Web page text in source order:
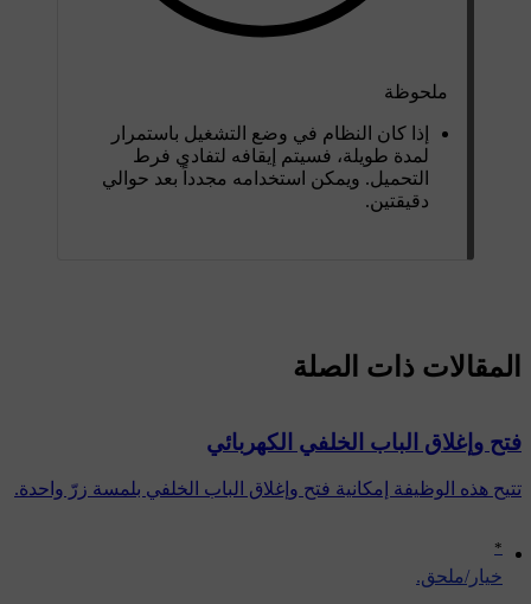
ملحوظة
إذا كان النظام في وضع التشغيل باستمرار
لمدة طويلة، فسيتم إيقافه لتفادي فرط
التحميل. ويمكن استخدامه مجدداً بعد حوالي
دقيقتين.
*
‏خيار/ملحق.
المقالات ذات الصلة
فتح وإغلاق الباب الخلفي الكهربائي
تتيح هذه الوظيفة إمكانية فتح وإغلاق الباب الخلفي بلمسة زرّ واحدة.